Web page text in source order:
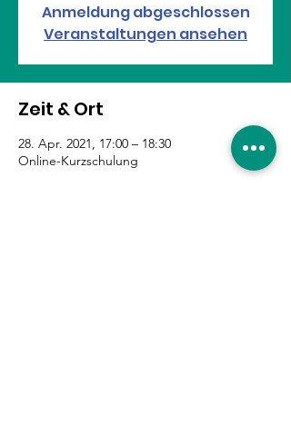
Anmeldung abgeschlossen
Veranstaltungen ansehen
Zeit & Ort
28. Apr. 2021, 17:00 – 18:30
Online-Kurzschulung